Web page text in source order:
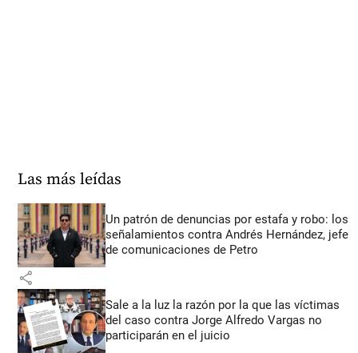
Las más leídas
Un patrón de denuncias por estafa y robo: los
señalamientos contra Andrés Hernández, jefe
de comunicaciones de Petro
share
Sale a la luz la razón por la que las víctimas
del caso contra Jorge Alfredo Vargas no
participarán en el juicio